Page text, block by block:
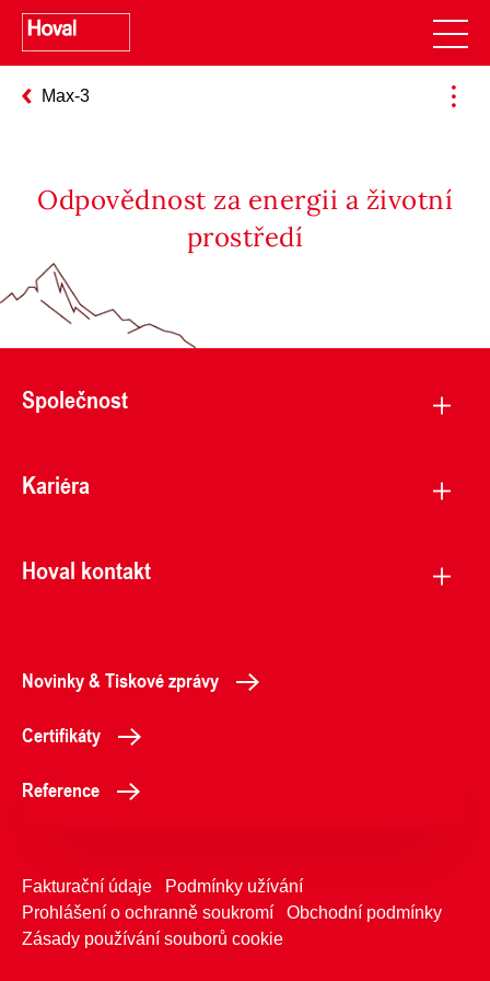
Max-3
Odpovědnost za energii a životní
prostředí
Společnost
Kariéra
Hoval kontakt
Novinky & Tiskové zprávy
Certifikáty
Reference
Fakturační údaje
Podmínky užívání
Prohlášení o ochranně soukromí
Obchodní podmínky
Zásady používání souborů cookie